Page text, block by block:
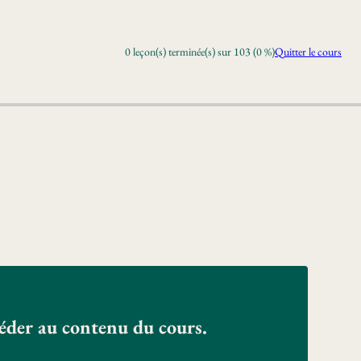
0 leçon(s) terminée(s) sur 103 (0 %)Quitter le cours
au contenu du cours.